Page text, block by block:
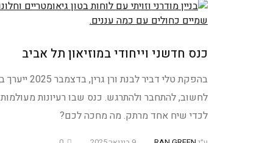
כנס חדשני וייחודי במוזיאון תל אביב
בהפקת
לחשוב, להתחבר ולהתרגש. כנס שבו רעיונות
לכדי שיח אחד מרתק. מה מחכה לכם?